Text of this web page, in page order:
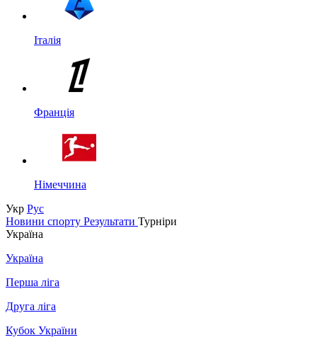
Італія
Франція
Німеччина
Укр Рус
Новини спорту Результати Турніри
Україна
Україна
Перша ліга
Друга ліга
Кубок України